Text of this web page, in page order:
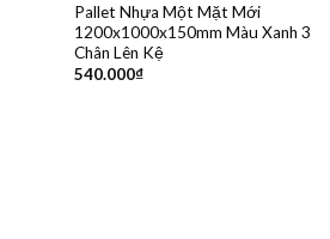
Pallet Nhựa Một Mặt Mới
1200x1000x150mm Màu Xanh 3
Chân Lên Kệ
540.000₫